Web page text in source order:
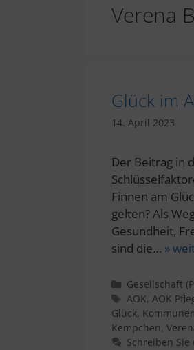
Verena
Glück im
14. April 2023
Der Beitrag in
Finnen am
gelten? Als
Gesundheit,
sind die… »
Kategorien
Gesellschaft
Schlagwörter
AOK, AOK
Glück, Kommunen
Kempchen,
Schreiben